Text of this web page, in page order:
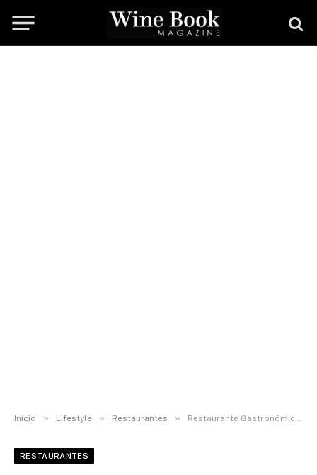
Início » Lifestyle » Restaurantes » Restaurante Gastronómico do The Yeatman premiado pelo segundo ano consecutivo nos Wine Spectator nos Restaurant Awards
RESTAURANTES